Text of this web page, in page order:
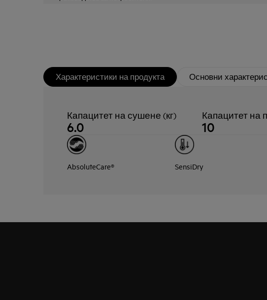
Характеристики на продукта Основни
Капацитет на сушене (кг)
6.0
Капацитет на
10
AbsoluteCare® SensiDry